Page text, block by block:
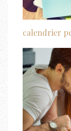
calendrier